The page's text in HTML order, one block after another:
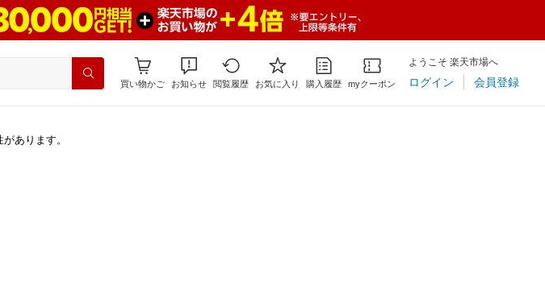
買い物かご お知らせ 閲覧履歴 お気に入り 購入履歴 myクーポン
ようこそ 楽天市場へ
ログイン 会員登録
あります。